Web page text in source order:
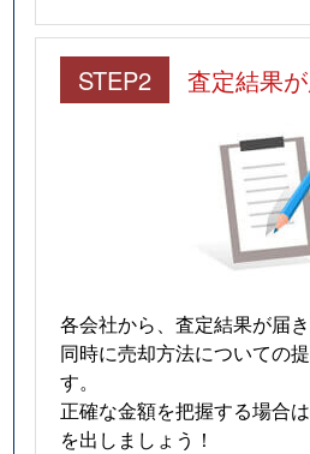
STEP2 査定結果が
各会社から、査定結果が届き
同時に売却方法についての
す。
正確な金額を把握する場合
を出しましょう！